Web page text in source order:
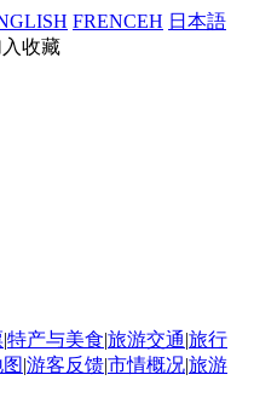
FRENCEH 日本語
收藏
|特产与美食|旅游交通|旅行
|游客反馈|市情概况|旅游